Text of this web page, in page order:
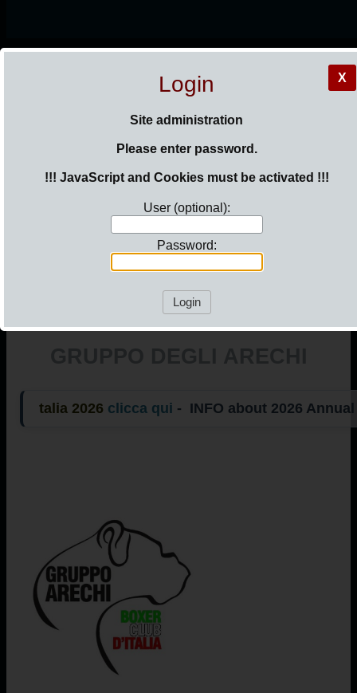
HOME
IL BOXER
STALLONI MANIFESTAZIONI
COME ASSOCIARSI CONTATTI
lia 2026 clicca qui- INFO about 2026 Annual
X
Login
Site administration
Please enter password.
!!! JavaScript and Cookies must be activated !!!
User (optional):
Password: